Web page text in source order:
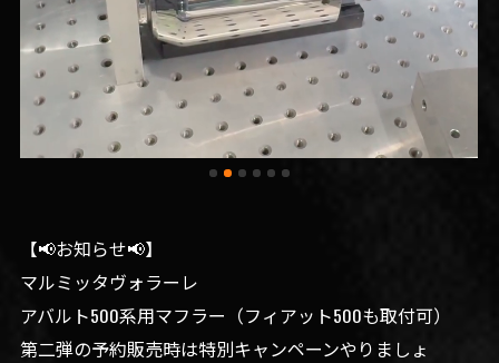
【📢お知らせ📢】
マルミッタヴォラーレ
アバルト500系用マフラー（フィアット500も取付可）
第二弾の予約販売時は特別キャンペーンやりましょ